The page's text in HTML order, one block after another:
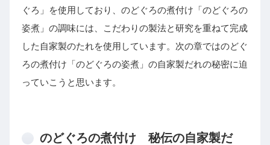
ぐろ」を使用しており、のどぐろの煮付け「のどぐろの
姿煮」の調味には、こだわりの製法と研究を重ねて完成
した自家製のたれを使用しています。次の章ではのどぐ
ろの煮付け「のどぐろの姿煮」の自家製だれの秘密に迫
っていこうと思います。
のどぐろの煮付け 秘伝の自家製だ